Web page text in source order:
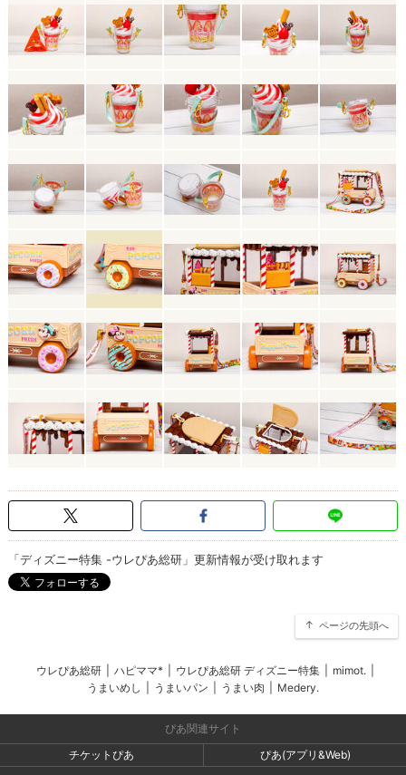
「ディズニー特集 -ウレぴあ総研」更新情報が受け取れます
ページの先頭へ
ウレぴあ総研 ハピママ* ウレぴあ総研 ディズニー特集 mimot.
うまいめし
うまいパン うまい肉 Medery.
ぴあ関連サイト
チケットぴあ
ぴあ(アプリ&Web)